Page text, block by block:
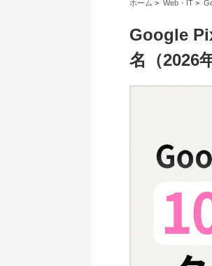
ホーム > Web・IT>
Google
名（2026